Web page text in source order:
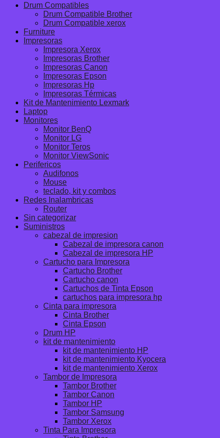
Drum Compatibles
Drum Compatible Brother
Drum Compatible xerox
Furniture
Impresoras
Impresora Xerox
Impresoras Brother
Impresoras Canon
Impresoras Epson
Impresoras Hp
Impresoras Térmicas
Kit de Mantenimiento Lexmark
Laptop
Monitores
Monitor BenQ
Monitor LG
Monitor Teros
Monitor ViewSonic
Perifericos
Audifonos
Mouse
teclado, kit y combos
Redes Inalambricas
Router
Sin categorizar
Suministros
cabezal de impresion
Cabezal de impresora canon
Cabezal de impresora HP
Cartucho para Impresora
Cartucho Brother
Cartucho canon
Cartuchos de Tinta Epson
cartuchos para impresora hp
Cinta para impresora
Cinta Brother
Cinta Epson
Drum HP
kit de mantenimiento
kit de mantenimiento HP
kit de mantenimiento Kyocera
kit de mantenimiento Xerox
Tambor de Impresora
Tambor Brother
Tambor Canon
Tambor HP
Tambor Samsung
Tambor Xerox
Tinta Para Impresora